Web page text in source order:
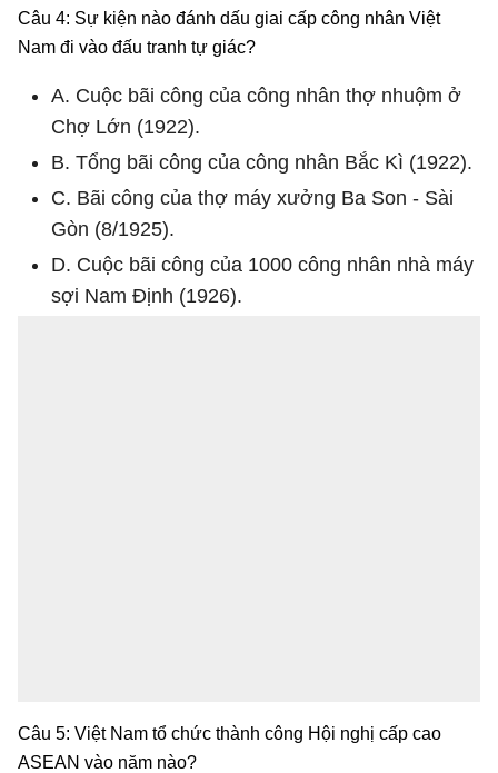
Câu 4: Sự kiện nào đánh dấu giai cấp công nhân Việt
Nam đi vào đấu tranh tự giác?
A. Cuộc bãi công của công nhân thợ nhuộm ở
Chợ Lớn (1922).
B. Tổng bãi công của công nhân Bắc Kì (1922).
C. Bãi công của thợ máy xưởng Ba Son - Sài
Gòn (8/1925).
D. Cuộc bãi công của 1000 công nhân nhà máy
sợi Nam Định (1926).
Câu 5: Việt Nam tổ chức thành công Hội nghị cấp cao
ASEAN vào năm nào?